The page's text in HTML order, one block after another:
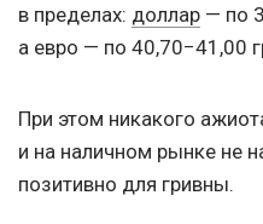
в пределах: доллар — по
а евро — по 40,70−41,00
При этом никакого
и на наличном рынке не
позитивно для гривны.